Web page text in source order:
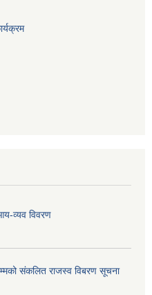
व्यव विवरण
संकलित राजस्व विबरण सूचना